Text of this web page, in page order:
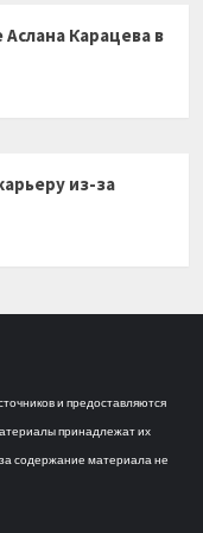
Карацева в
из-за
и предоставляются
принадлежат их
содержание материала не